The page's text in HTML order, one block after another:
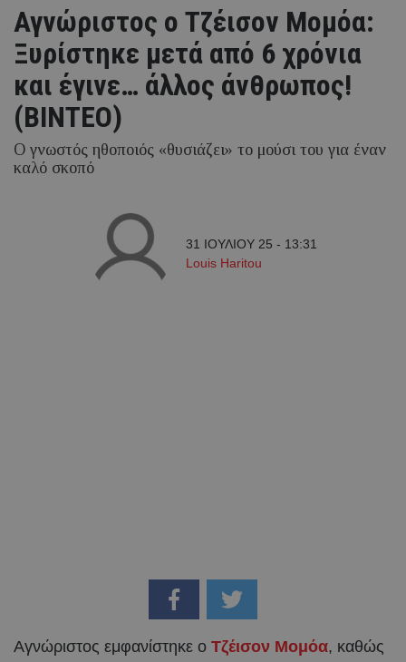
Αγνώριστος ο Τζέισον Μομόα:
Ξυρίστηκε μετά από 6 χρόνια
και έγινε… άλλος άνθρωπος!
(ΒΙΝΤΕΟ)
Ο γνωστός ηθοποιός «θυσιάζει» το μούσι του για έναν
καλό σκοπό
31 ΙΟΥΛΙΟΥ 25 - 13:31
Louis Haritou
Αγνώριστος εμφανίστηκε ο Τζέισον Μομόα, καθώς